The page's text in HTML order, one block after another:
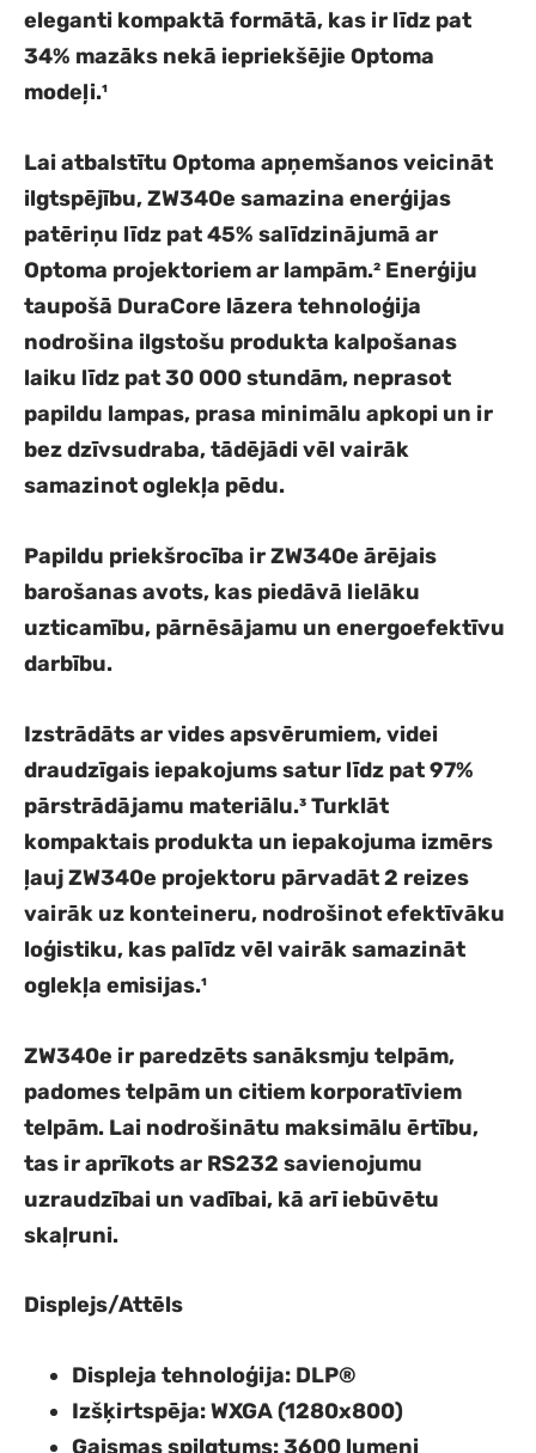
eleganti kompaktā formātā, kas ir līdz pat
34% mazāks nekā iepriekšējie Optoma
modeļi.¹
Lai atbalstītu Optoma apņemšanos veicināt
ilgtspējību, ZW340e samazina enerģijas
patēriņu līdz pat 45% salīdzinājumā ar
Optoma projektoriem ar lampām.² Enerģiju
taupošā DuraCore lāzera tehnoloģija
nodrošina ilgstošu produkta kalpošanas
laiku līdz pat 30 000 stundām, neprasot
papildu lampas, prasa minimālu apkopi un ir
bez dzīvsudraba, tādējādi vēl vairāk
samazinot oglekļa pēdu.
Papildu priekšrocība ir ZW340e ārējais
barošanas avots, kas piedāvā lielāku
uzticamību, pārnēsājamu un energoefektīvu
darbību.
Izstrādāts ar vides apsvērumiem, videi
draudzīgais iepakojums satur līdz pat 97%
pārstrādājamu materiālu.³ Turklāt
kompaktais produkta un iepakojuma izmērs
ļauj ZW340e projektoru pārvadāt 2 reizes
vairāk uz konteineru, nodrošinot efektīvāku
loģistiku, kas palīdz vēl vairāk samazināt
oglekļa emisijas.¹
ZW340e ir paredzēts sanāksmju telpām,
padomes telpām un citiem korporatīviem
telpām. Lai nodrošinātu maksimālu ērtību,
tas ir aprīkots ar RS232 savienojumu
uzraudzībai un vadībai, kā arī iebūvētu
skaļruni.
Displejs/Attēls
Displeja tehnoloģija: DLP®
Izšķirtspēja: WXGA (1280x800)
Gaismas spilgtums: 3600 lumeni